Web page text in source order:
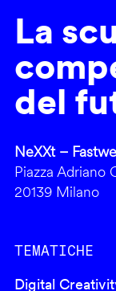
La
del
NeXXt –
Piazza Adriano
20139 Milano
TEMATICHE
Digital